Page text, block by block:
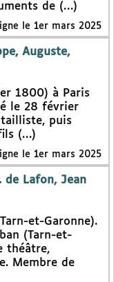
de (…)
le 1er mars 2025
Auguste,
1800) à Paris
le 28 février
puis
(…)
le 1er mars 2025
de Lafon, Jean
et-Garonne).
(Tarn-et-
théâtre,
Membre de